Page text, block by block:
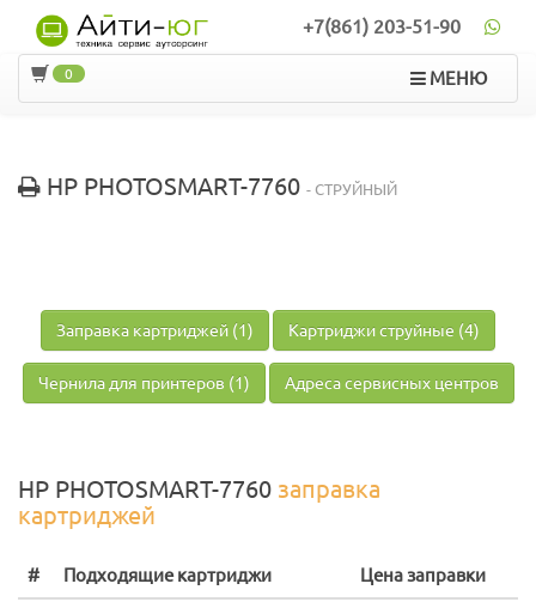
+7(861) 203-51-90
МЕНЮ
0
HP PHOTOSMART-7760 - СТРУЙНЫЙ
Заправка картриджей (1) Картриджи струйные (4)
Чернила для принтеров (1) Адреса сервисных центров
HP PHOTOSMART-7760 заправка
картриджей
# Подходящие картриджи Цена заправки